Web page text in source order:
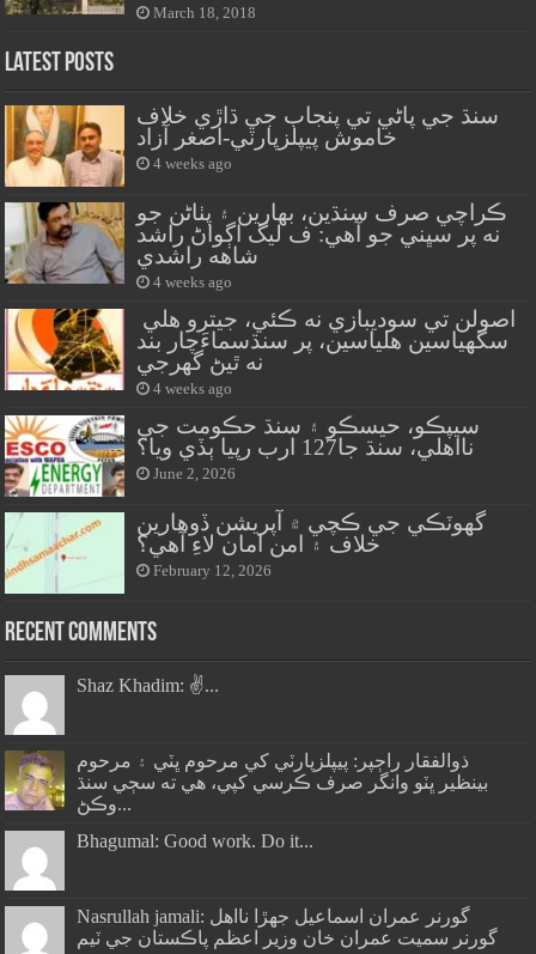
March 18, 2018
Latest Posts
سنڌ جي پاڻي تي پنجاب جي ڌاڙي خلاف
خاموش پيپلزپارٽي-اصغر آزاد
4 weeks ago
ڪراچي صرف سنڌين، بهارين ۽ پٺاڻن جو
نه پر سڀني جو آهي: ف ليگ اڳواڻ راشد
شاهه راشدي
4 weeks ago
سگهياسين هلياسين، پر سنڌسماءَچار بند
نه ٿيڻ گهرجي
4 weeks ago
سيپڪو، حيسڪو ۽ سنڌ حڪومت جي
نااهلي، سنڌ جا127 ارب رپيا ٻڏي ويا؟
June 2, 2026
گهوٽڪي جي ڪچي ۾ آپريشن ڏوهارين
خلاف ۽ امن امان لاءِ آهي؟
February 12, 2026
Recent Comments
Shaz Khadim: ✌️...
ذوالفقار راڄپر: پيپلزپارٽي کي مرحوم ڀٽي ۽ مرحوم
بينظير ڀٽو وانگر صرف ڪرسي کپي، هي ته سڄي سنڌ
وڪڻ...
Bhagumal: Good work. Do it...
Nasrullah jamali: گورنر عمران اسماعيل جھڙا نااهل
گورنر سميت عمران خان وزير اعظم پاڪستان جي ٽيم